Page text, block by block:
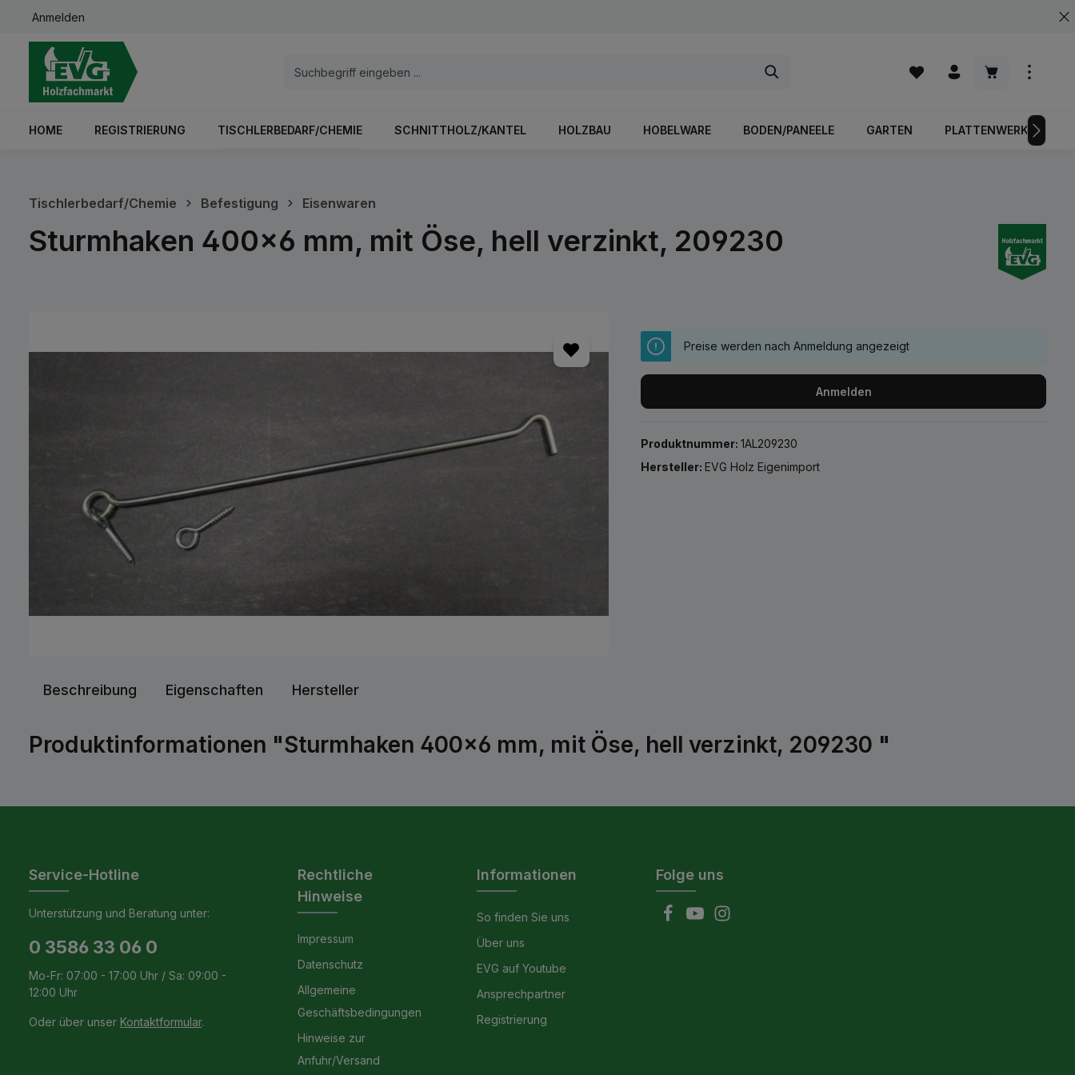
Zur Hauptnavigation springen
Anmelden
Warenkorb
HOME REGISTRIERUNG TISCHLERBEDARF/CHEMIE SCHNITTHOLZ/KANTEL HOLZBAU HOBELWARE BODEN/PANEELE GARTEN PLATTENWERKSTOFFE
Tischlerbedarf/Chemie Befestigung Eisenwaren
Sturmhaken 400x6 mm, mit Öse, hell verzinkt, 209230
Preise werden nach Anmeldung angezeigt
Anmelden
Produktnummer:1AL209230
Hersteller:EVG Holz Eigenimport
Beschreibung Eigenschaften Hersteller
Produktinformationen "Sturmhaken 400x6 mm, mit Öse, hell verzinkt, 209230 "
Service-Hotline
Unterstützung und Beratung unter:
0 3586 33 06 0
Mo-Fr: 07:00 - 17:00 Uhr / Sa: 09:00 -
12:00 Uhr
Oder über unser Kontaktformular.
Rechtliche
Hinweise
Impressum
Datenschutz
Allgemeine
Geschäftsbedingungen
Hinweise zur
Anfuhr/Versand
Informationen
So finden Sie uns
Über uns
EVG auf Youtube
Ansprechpartner
Registrierung
Folge uns